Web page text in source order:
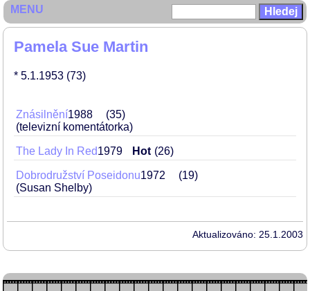
Pamela Sue Martin
* 5.1.1953 (73)
Znásilnění1988
35
(televizní komentátorka)
The Lady In Red1979 Hot 26
Dobrodružství Poseidonu1972
19
(Susan Shelby)
Aktualizováno: 25.1.2003
MENU